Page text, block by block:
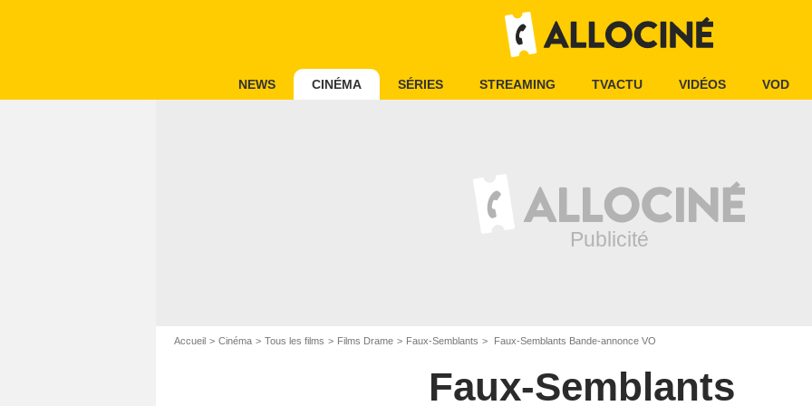
NEWS CINÉMA SÉRIES STREAMING TVACTU VIDÉOS VOD
Accueil Cinéma Tous les films Films Drame Faux-Semblants Faux-Semblants Bande-annonce VO
Faux-Semblants